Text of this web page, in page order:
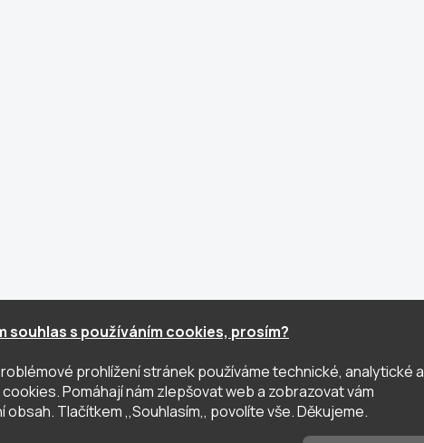
souhlas s používáním cookies, prosím?
prohlížení stránek používáme technické, analytické a
Pomáhají nám zlepšovat web a zobrazovat vám
obsah. Tlačítkem ,,Souhlasím,, povolíte vše. Děkujeme.